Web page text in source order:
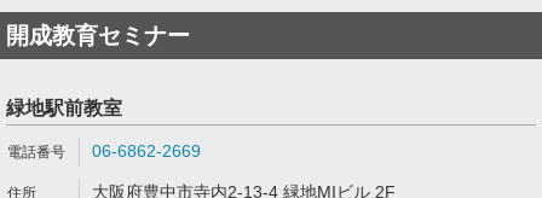
開成教育セミナー
緑地駅前教室
06-6862-2669
大阪府豊中市寺内2-13-4 緑地MIビル 2F